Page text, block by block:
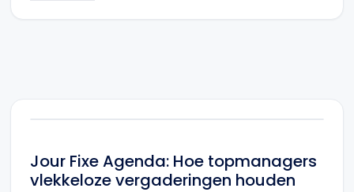
Jour Fixe Agenda: Hoe topmanagers
vlekkeloze vergaderingen houden